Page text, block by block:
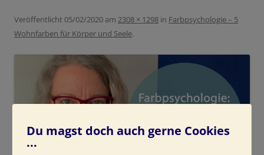
Veröffentlicht 05/02/2020am 2308 × 1298 in Farbpsychologie – 5
Wohnfarben für Körper und Seele.
Du magst doch auch gerne Cookies
...